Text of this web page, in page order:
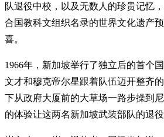
队退役中校，以及无数人的珍贵记忆
合国教科文组织名录的世界文化遗产
喜。
1966年，新加坡举行了独立后的首个
文才和穆克帝尔星跟着队伍迈开整齐
下从政府大厦前的大草场一路步操到
的体验让这两名新加坡武装部队的退役